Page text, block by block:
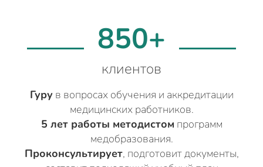
850+
клиентов
Гуру в вопросах обучения и аккредитации
медицинских работников.
5 лет работы методистом программ
медобразования.
Проконсультирует, подготовит документы,